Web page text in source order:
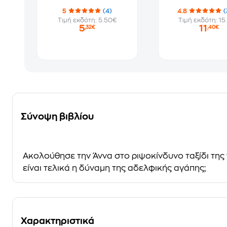
5
(4)
Τιμή εκδότη: 5.50€
5,32€
4.8
Τιμή εκδότη:
11 ,40€
Σύνοψη βιβλίου
Ακολούθησε την Άννα στο ριψοκίνδυνο ταξίδι
είναι τελικά η δύναμη της αδελφικής αγάπης;
Χαρακτηριστικά